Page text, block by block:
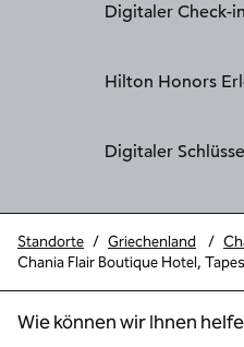
Digitaler Check-in
Hilton Honors
Digitaler
Standorte / Griechenland /
Chania Flair Boutique Hotel,
Wie können wir Ihnen